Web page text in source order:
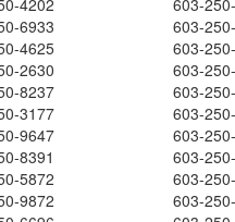
4202 603-
6933 603-
4625 603-
2630 603-
8237 603-
3177 603-
9647 603-
8391 603-
5872 603-
9872 603-